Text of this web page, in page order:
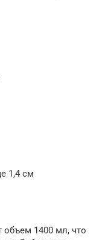
1,4 см
объем 1400 мл, что